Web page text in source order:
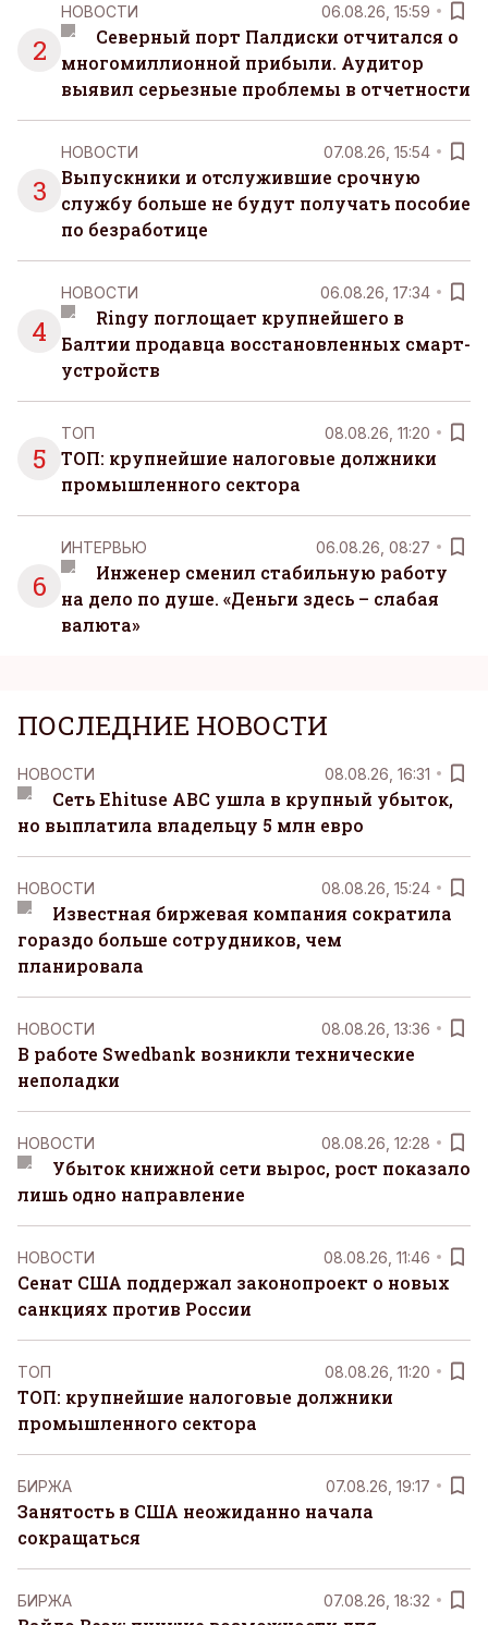
2
НОВОСТИ 06.08.26, 15:59
Северный порт Палдиски отчитался о
многомиллионной прибыли. Аудитор
выявил серьезные проблемы в отчетности
3
НОВОСТИ 07.08.26, 15:54
Выпускники и отслужившие срочную
службу больше не будут получать пособие
по безработице
4
НОВОСТИ 06.08.26, 17:34
Ringy поглощает крупнейшего в
Балтии продавца восстановленных смарт-
устройств
5
ТОП 08.08.26, 11:20
ТОП: крупнейшие налоговые должники
промышленного сектора
6
ИНТЕРВЬЮ 06.08.26, 08:27
Инженер сменил стабильную работу
на дело по душе. «Деньги здесь – слабая
валюта»
ПОСЛЕДНИЕ НОВОСТИ
НОВОСТИ 08.08.26, 16:31
Сеть Ehituse ABC ушла в крупный убыток,
но выплатила владельцу 5 млн евро
НОВОСТИ 08.08.26, 15:24
Известная биржевая компания сократила
гораздо больше сотрудников, чем
планировала
НОВОСТИ 08.08.26, 13:36
В работе Swedbank возникли технические
неполадки
НОВОСТИ 08.08.26, 12:28
Убыток книжной сети вырос, рост показало
лишь одно направление
НОВОСТИ 08.08.26, 11:46
Сенат США поддержал законопроект о новых
санкциях против России
ТОП 08.08.26, 11:20
ТОП: крупнейшие налоговые должники
промышленного сектора
БИРЖА 07.08.26, 19:17
Занятость в США неожиданно начала
сокращаться
БИРЖА 07.08.26, 18:32